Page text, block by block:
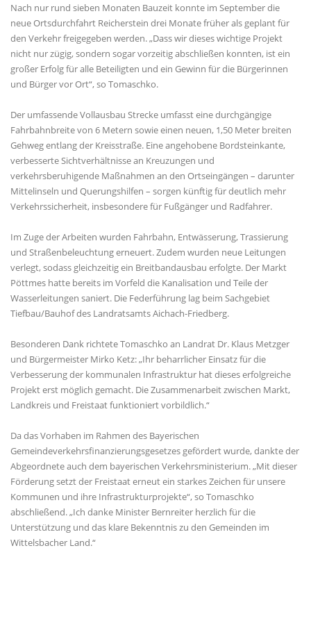
Nach nur rund sieben Monaten Bauzeit konnte im September die
neue Ortsdurchfahrt Reicherstein drei Monate früher als geplant für
den Verkehr freigegeben werden. „Dass wir dieses wichtige Projekt
nicht nur zügig, sondern sogar vorzeitig abschließen konnten, ist ein
großer Erfolg für alle Beteiligten und ein Gewinn für die Bürgerinnen
und Bürger vor Ort“, so Tomaschko.
Der umfassende Vollausbau Strecke umfasst eine durchgängige
Fahrbahnbreite von 6 Metern sowie einen neuen, 1,50 Meter breiten
Gehweg entlang der Kreisstraße. Eine angehobene Bordsteinkante,
verbesserte Sichtverhältnisse an Kreuzungen und
verkehrsberuhigende Maßnahmen an den Ortseingängen – darunter
Mittelinseln und Querungshilfen – sorgen künftig für deutlich mehr
Verkehrssicherheit, insbesondere für Fußgänger und Radfahrer.
Im Zuge der Arbeiten wurden Fahrbahn, Entwässerung, Trassierung
und Straßenbeleuchtung erneuert. Zudem wurden neue Leitungen
verlegt, sodass gleichzeitig ein Breitbandausbau erfolgte. Der Markt
Pöttmes hatte bereits im Vorfeld die Kanalisation und Teile der
Wasserleitungen saniert. Die Federführung lag beim Sachgebiet
Tiefbau/Bauhof des Landratsamts Aichach-Friedberg.
Besonderen Dank richtete Tomaschko an Landrat Dr. Klaus Metzger
und Bürgermeister Mirko Ketz: „Ihr beharrlicher Einsatz für die
Verbesserung der kommunalen Infrastruktur hat dieses erfolgreiche
Projekt erst möglich gemacht. Die Zusammenarbeit zwischen Markt,
Landkreis und Freistaat funktioniert vorbildlich.“
Da das Vorhaben im Rahmen des Bayerischen
Gemeindeverkehrsfinanzierungsgesetzes gefördert wurde, dankte der
Abgeordnete auch dem bayerischen Verkehrsministerium. „Mit dieser
Förderung setzt der Freistaat erneut ein starkes Zeichen für unsere
Kommunen und ihre Infrastrukturprojekte“, so Tomaschko
abschließend. „Ich danke Minister Bernreiter herzlich für die
Unterstützung und das klare Bekenntnis zu den Gemeinden im
Wittelsbacher Land.“